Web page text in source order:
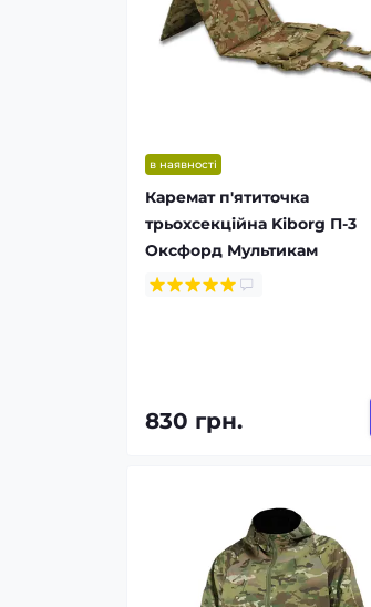
в наявності
Каремат п'ятиточка
трьохсекційна Kiborg П-3
Оксфорд Мультикам
830 грн.